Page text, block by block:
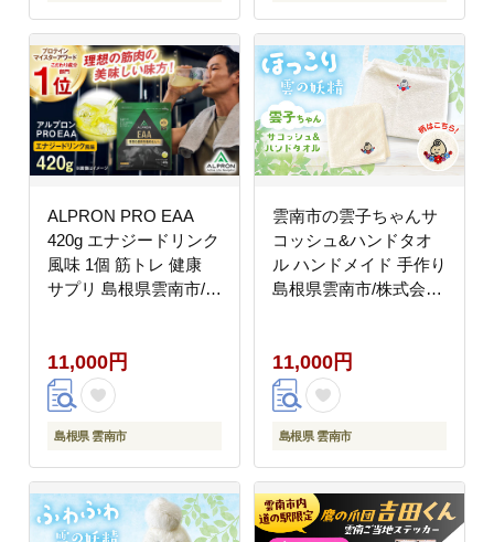
ALPRON PRO EAA
420g エナジードリンク
風味 1個 筋トレ 健康
サプリ 島根県雲南市/株
11,000円
島根県 雲南市
雲南市の雲子ちゃんサ
コッシュ&ハンドタオ
ル ハンドメイド 手作り
島根県雲南市/株式会社
11,000円
島根県 雲南市